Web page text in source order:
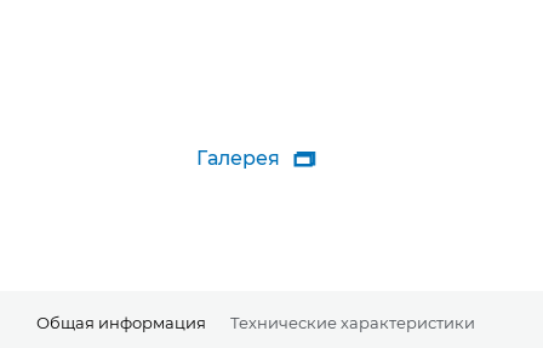
Галерея 
Общая информация Технические характеристики